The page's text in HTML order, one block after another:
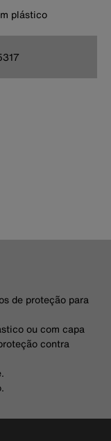
plástico
de proteção para
ou com capa
contra